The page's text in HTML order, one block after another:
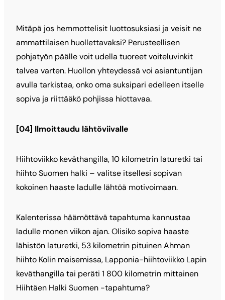
Mitäpä jos hemmottelisit luottosuksiasi ja veisit ne
ammattilaisen huollettavaksi? Perusteellisen
pohjatyön päälle voit udella tuoreet voiteluvinkit
talvea varten. Huollon yhteydessä voi asiantuntijan
avulla tarkistaa, onko oma suksipari edelleen itselle
sopiva ja riittääkö pohjissa hiottavaa.
[04] Ilmoittaudu lähtöviivalle
Hiihtoviikko keväthangilla, 10 kilometrin laturetki tai
hiihto Suomen halki – valitse itsellesi sopivan
kokoinen haaste ladulle lähtöä motivoimaan.
Kalenterissa häämöttävä tapahtuma kannustaa
ladulle monen viikon ajan. Olisiko sopiva haaste
lähistön laturetki, 53 kilometrin pituinen Ahman
hiihto Kolin maisemissa, Lapponia-hiihtoviikko Lapin
keväthangilla tai peräti 1 800 kilometrin mittainen
Hiihtäen Halki Suomen -tapahtuma?